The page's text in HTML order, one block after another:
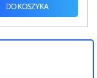
DO KOSZYKA